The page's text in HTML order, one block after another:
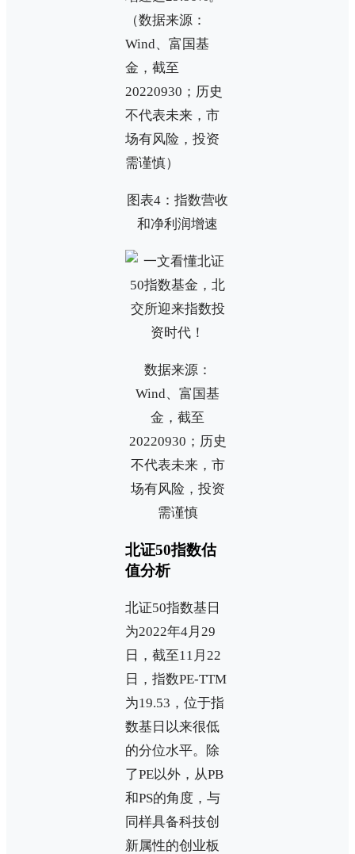
（数据来源：
Wind、富国基
金，截至
20220930；历史
不代表未来，市
场有风险，投资
需谨慎）
图表4：指数营收
和净利润增速
数据来源：
Wind、富国基
金，截至
20220930；历史
不代表未来，市
场有风险，投资
需谨慎
北证50指数估
值分析
北证50指数基日
为2022年4月29
日，截至11月22
日，指数PE-TTM
为19.53，位于指
数基日以来很低
的分位水平。除
了PE以外，从PB
和PS的角度，与
同样具备科技创
新属性的创业板